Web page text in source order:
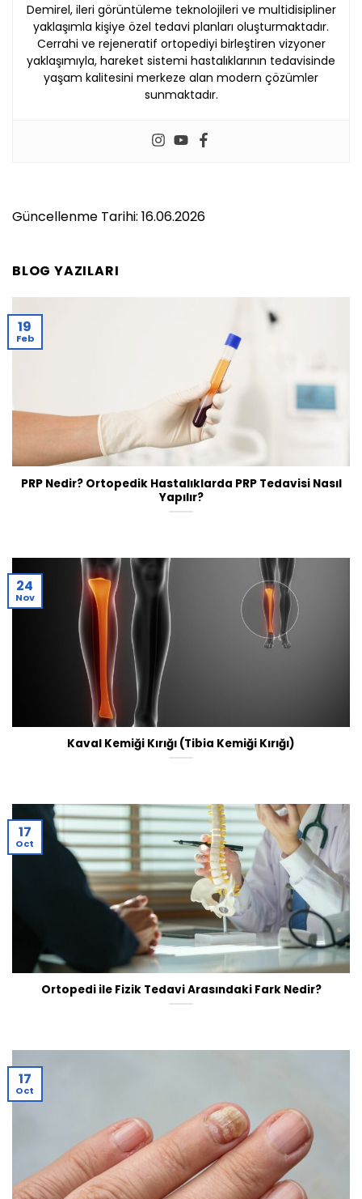
Demirel, ileri görüntüleme teknolojileri ve multidisipliner
yaklaşımla kişiye özel tedavi planları oluşturmaktadır.
Cerrahi ve rejeneratif ortopediyi birleştiren vizyoner
yaklaşımıyla, hareket sistemi hastalıklarının tedavisinde
yaşam kalitesini merkeze alan modern çözümler
sunmaktadır.
Güncellenme Tarihi: 16.06.2026
BLOG YAZILARI
PRP Nedir? Ortopedik Hastalıklarda PRP Tedavisi Nasıl
Yapılır?
19
Feb
Kaval Kemiği Kırığı (Tibia Kemiği Kırığı)
24
Nov
Ortopedi ile Fizik Tedavi Arasındaki Fark Nedir?
17
Oct
17
Oct